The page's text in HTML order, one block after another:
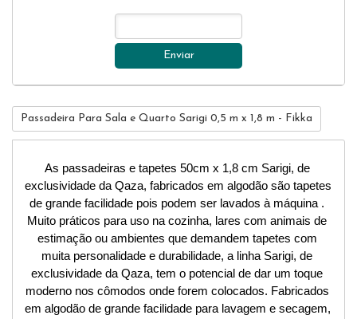
Enviar
Passadeira Para Sala e Quarto Sarigi 0,5 m x 1,8 m - Fikka
As passadeiras e tapetes 50cm x 1,8 cm Sarigi, de
exclusividade da Qaza, fabricados em algodão são tapetes
de grande facilidade pois podem ser lavados à máquina .
Muito práticos para uso na cozinha, lares com animais de
estimação ou ambientes que demandem tapetes com
muita personalidade e durabilidade, a linha Sarigi, de
exclusividade da Qaza, tem o potencial de dar um toque
moderno nos cômodos onde forem colocados. Fabricados
em algodão de grande facilidade para lavagem e secagem,